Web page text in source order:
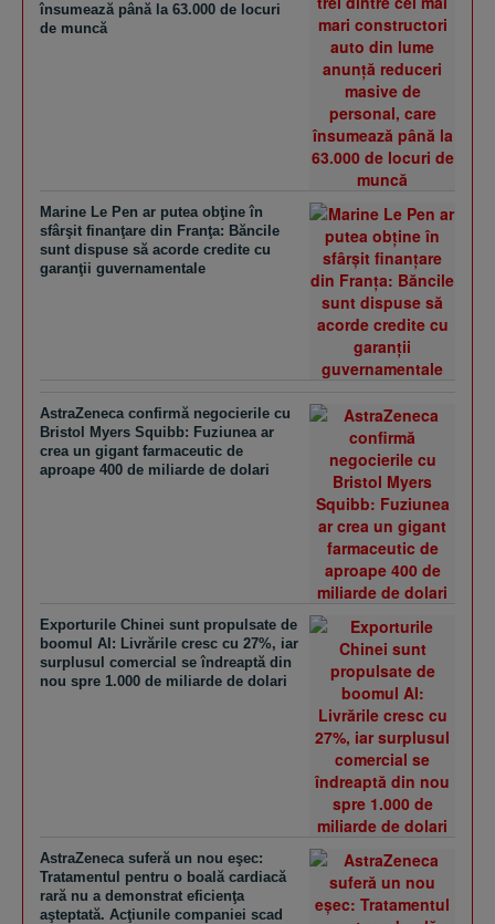
însumează până la 63.000 de locuri
de muncă
Marine Le Pen ar putea obţine în
sfârşit finanţare din Franţa: Băncile
sunt dispuse să acorde credite cu
garanţii guvernamentale
AstraZeneca confirmă negocierile cu
Bristol Myers Squibb: Fuziunea ar
crea un gigant farmaceutic de
aproape 400 de miliarde de dolari
Exporturile Chinei sunt propulsate de
boomul AI: Livrările cresc cu 27%, iar
surplusul comercial se îndreaptă din
nou spre 1.000 de miliarde de dolari
AstraZeneca suferă un nou eşec:
Tratamentul pentru o boală cardiacă
rară nu a demonstrat eficienţa
aşteptată. Acţiunile companiei scad